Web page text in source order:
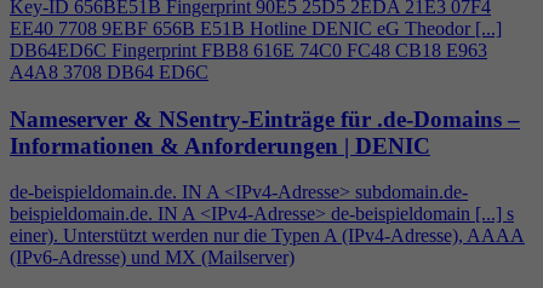
Key-ID 656BE51B Fingerprint 90E5 25D5 2EDA 21E3 07F4
EE40 7708 9EBF 656B E51B Hotline DENIC eG Theodor [...]
DB64ED6C Fingerprint FBB8 616E 74C0 FC48 CB18 E963
A4A8 3708 DB64 ED6C
Nameserver & NSentry-Einträge für .de-Domains –
Informationen & Anforderungen | DENIC
de-beispieldomain.de. IN A <IPv4-Adresse> subdomain.de-
beispieldomain.de. IN A <IPv4-Adresse> de-beispieldomain [...] s
einer). Unterstützt werden nur die Typen A (IPv4-Adresse), AAAA
(IPv6-Adresse) und MX (Mailserver)